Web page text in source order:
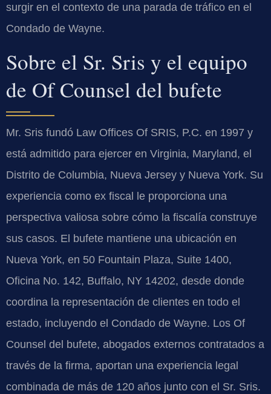
surgir en el contexto de una parada de tráfico en el
Condado de Wayne.
Sobre el Sr. Sris y el equipo
de Of Counsel del bufete
Mr. Sris fundó Law Offices Of SRIS, P.C. en 1997 y
está admitido para ejercer en Virginia, Maryland, el
Distrito de Columbia, Nueva Jersey y Nueva York. Su
experiencia como ex fiscal le proporciona una
perspectiva valiosa sobre cómo la fiscalía construye
sus casos. El bufete mantiene una ubicación en
Nueva York, en 50 Fountain Plaza, Suite 1400,
Oficina No. 142, Buffalo, NY 14202, desde donde
coordina la representación de clientes en todo el
estado, incluyendo el Condado de Wayne. Los Of
Counsel del bufete, abogados externos contratados a
través de la firma, aportan una experiencia legal
combinada de más de 120 años junto con el Sr. Sris.